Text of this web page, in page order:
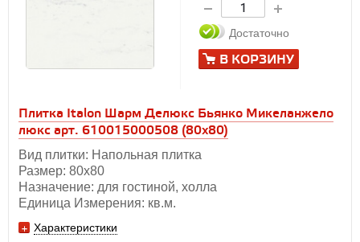
Плитка Italon Шарм Делюкс Бьянко Микеланжело
люкс арт. 610015000508 (80x80)
Вид плитки: Напольная плитка
Размер: 80х80
Назначение: для гостиной, холла
Единица Измерения: кв.м.
Характеристики
Достаточно
В КОРЗИНУ